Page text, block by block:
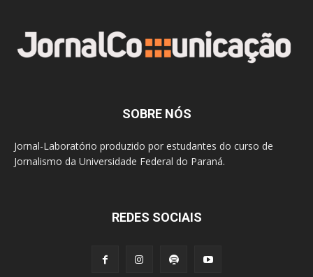
SOBRE NÓS
Jornal-Laboratório produzido por estudantes do curso de
Jornalismo da Universidade Federal do Paraná.
REDES SOCIAIS